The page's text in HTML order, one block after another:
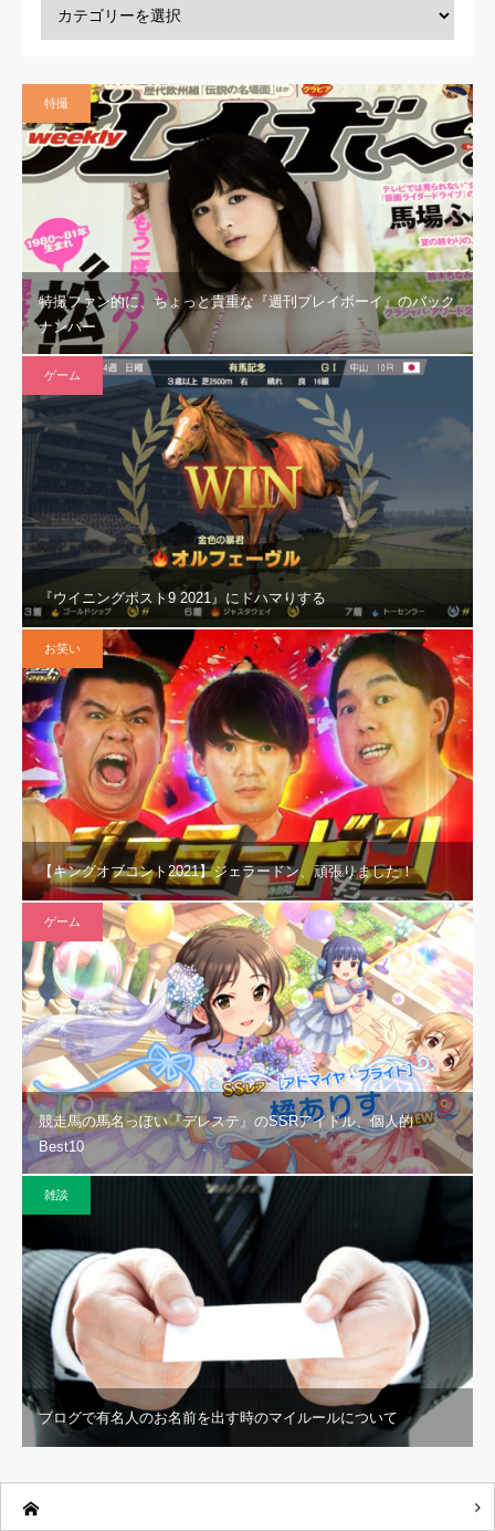
特撮
特撮ファン的に、ちょっと貴重な『週刊プレイボーイ』のバック
ナンバー
ゲーム
『ウイニングポスト9 2021』にドハマりする
お笑い
【キングオブコント2021】ジェラードン、頑張りました！
ゲーム
競走馬の馬名っぽい『デレステ』のSSRアイドル、個人的
Best10
雑談
ブログで有名人のお名前を出す時のマイルールについて